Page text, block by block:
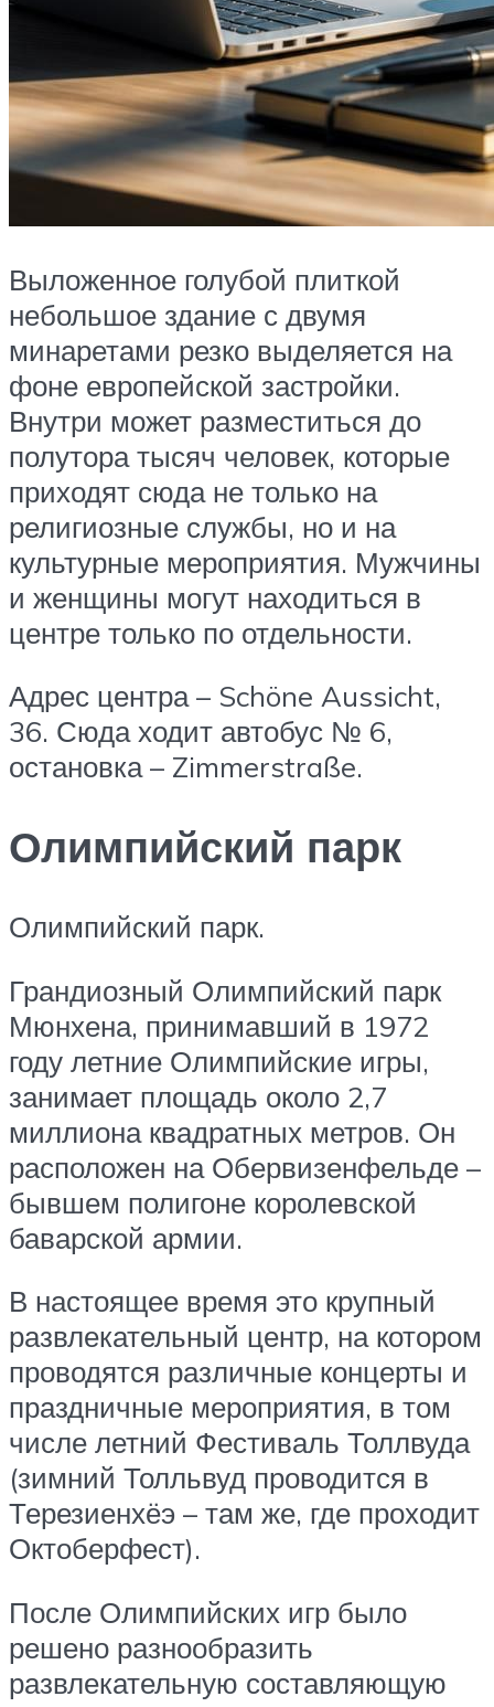
Выложенное голубой плиткой
небольшое здание с двумя
минаретами резко выделяется на
фоне европейской застройки.
Внутри может разместиться до
полутора тысяч человек, которые
приходят сюда не только на
религиозные службы, но и на
культурные мероприятия. Мужчины
и женщины могут находиться в
центре только по отдельности.
Адрес центра – Schöne Aussicht,
36. Сюда ходит автобус № 6,
остановка – Zimmerstraße.
Олимпийский парк
Олимпийский парк.
Грандиозный Олимпийский парк
Мюнхена, принимавший в 1972
году летние Олимпийские игры,
занимает площадь около 2,7
миллиона квадратных метров. Он
расположен на Обервизенфельде –
бывшем полигоне королевской
баварской армии.
В настоящее время это крупный
развлекательный центр, на котором
проводятся различные концерты и
праздничные мероприятия, в том
числе летний Фестиваль Толлвуда
(зимний Толльвуд проводится в
Терезиенхёэ – там же, где проходит
Октоберфест).
После Олимпийских игр было
решено разнообразить
развлекательную составляющую